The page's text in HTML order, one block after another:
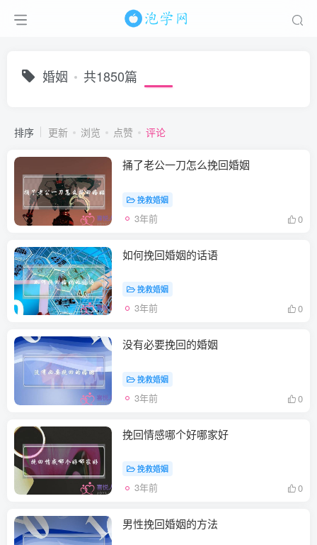
婚姻 共1850篇
排序 更新 浏览 点赞 评论
捅了老公一刀怎么挽回婚姻
挽救婚姻
3年前 0
如何挽回婚姻的话语
挽救婚姻
3年前 0
没有必要挽回的婚姻
挽救婚姻
3年前 0
挽回情感哪个好哪家好
挽救婚姻
3年前 0
男性挽回婚姻的方法